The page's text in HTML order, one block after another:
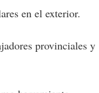
en el exterior.
provinciales y